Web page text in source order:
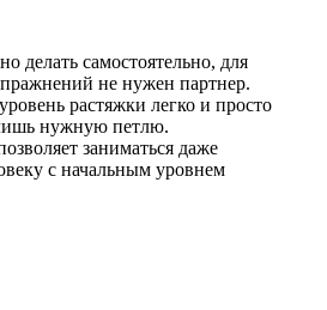
делать самостоятельно, для
не нужен партнер.
растяжки легко и просто
нужную петлю.
заниматься даже
с начальным уровнем